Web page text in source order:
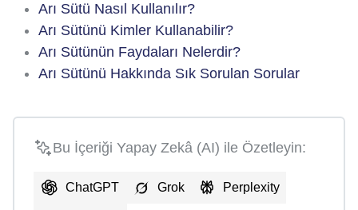
Arı Sütü Nasıl Kullanılır?
Arı Sütünü Kimler Kullanabilir?
Arı Sütünün Faydaları Nelerdir?
Arı Sütünü Hakkında Sık Sorulan Sorular
Bu İçeriği Yapay Zekâ (AI) ile Özetleyin:
ChatGPT Grok Perplexity